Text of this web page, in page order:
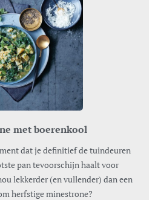
met boerenkool
pan tevoorschijn haalt voor
lekkerder (en vullender) dan een
herfstige minestrone?